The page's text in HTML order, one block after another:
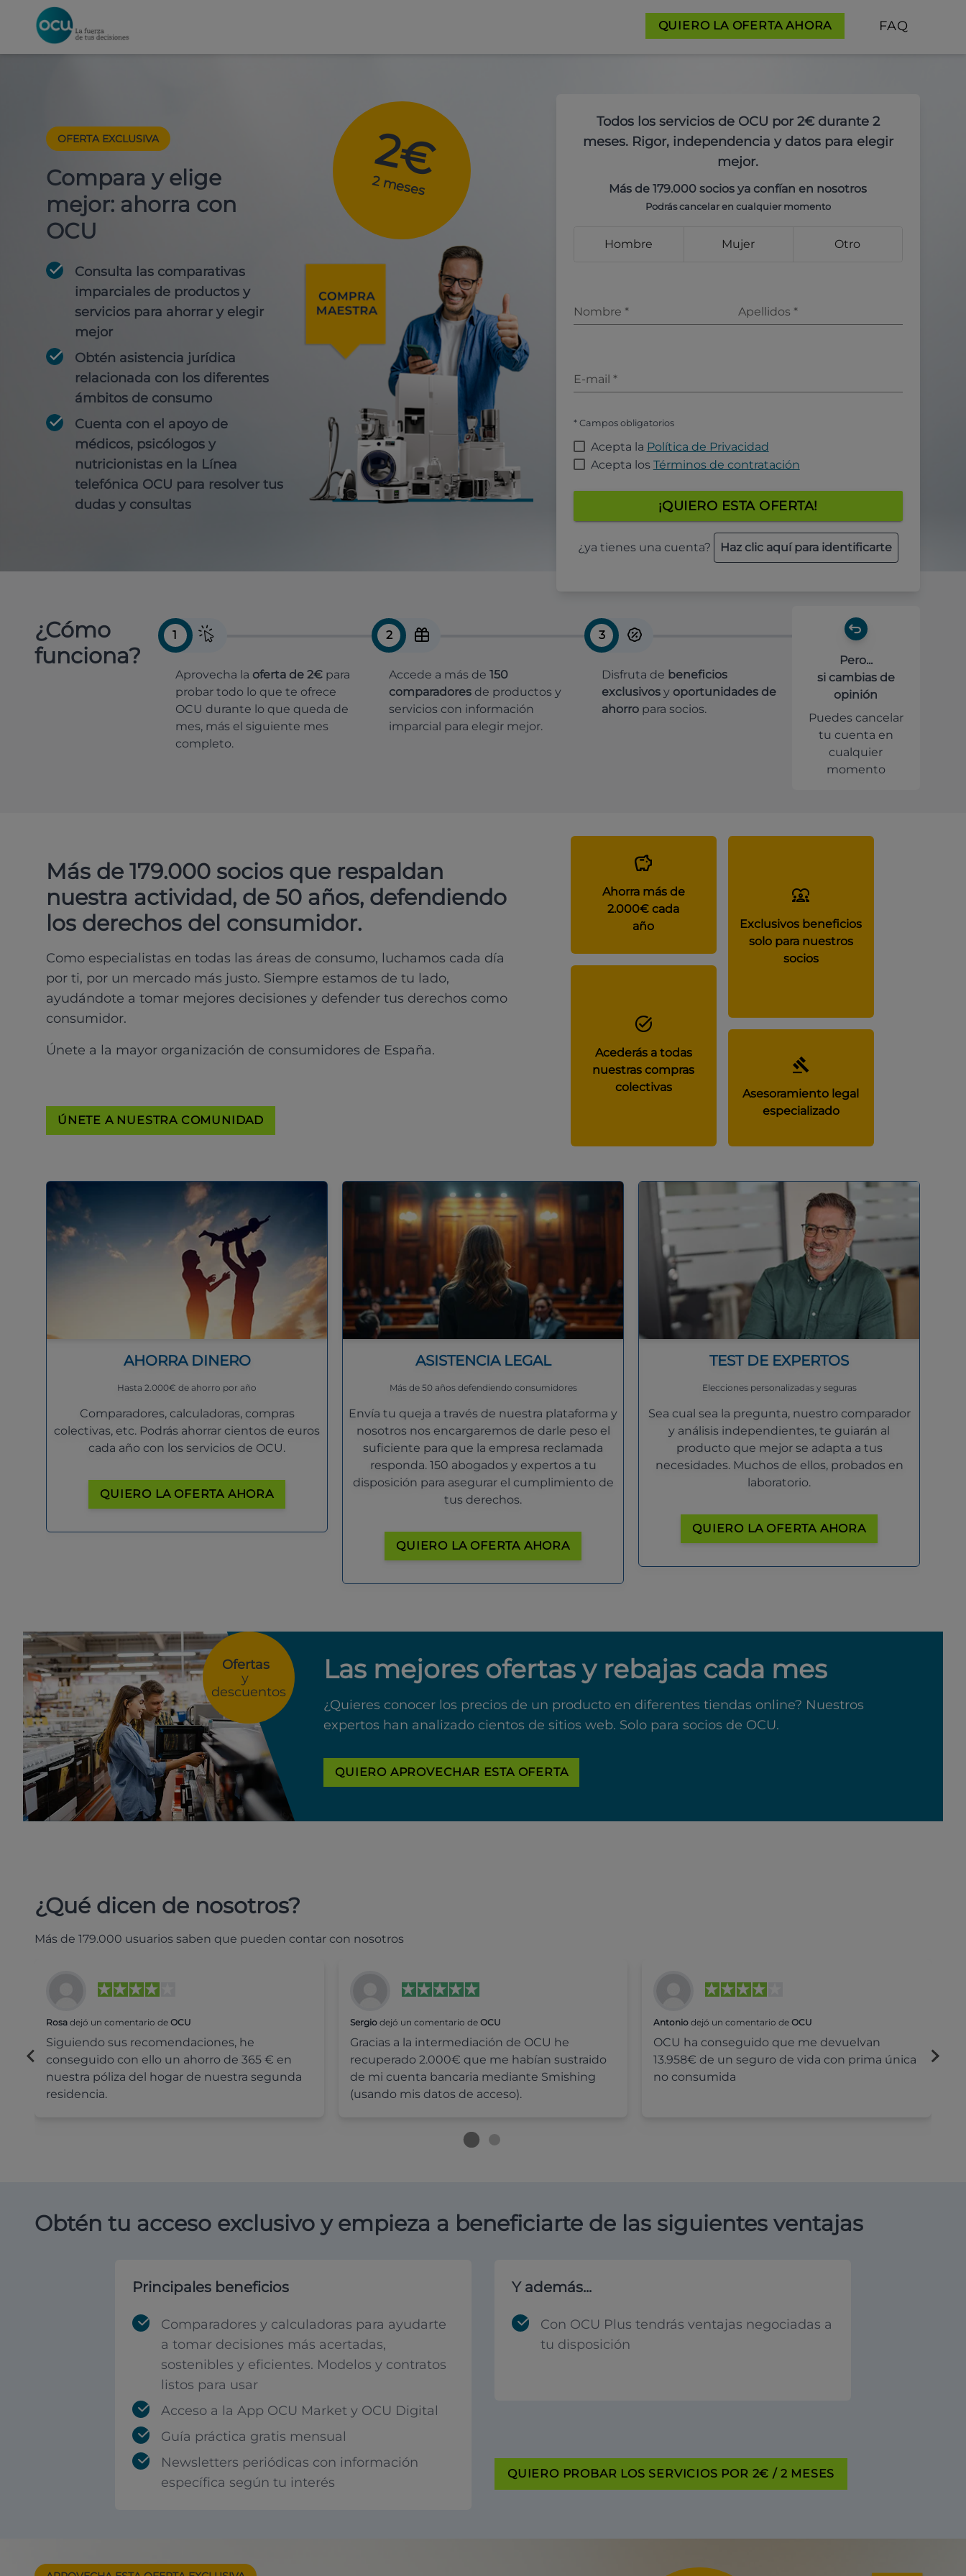
QUIERO LA OFERTA AHORA FAQ
OFERTA EXCLUSIVA
Compara y elige
mejor: ahorra con
OCU
Consulta las comparativas
imparciales de productos y
servicios para ahorrar y elegir
mejor
Obtén asistencia jurídica
relacionada con los diferentes
ámbitos de consumo
Cuenta con el apoyo de
médicos, psicólogos y
nutricionistas en la Línea
telefónica OCU para resolver tus
dudas y consultas
2€
2 meses
Todos los servicios de OCU por 2€ durante 2
meses. Rigor, independencia y datos para elegir
mejor.
Más de 179.000 socios ya confían en nosotros
Podrás cancelar en cualquier momento
Hombre Mujer Otro
Nombre * Apellidos *
E-mail *
* Campos obligatorios
Acepta la Política de Privacidad
Acepta los Términos de contratación
¡QUIERO ESTA OFERTA!
¿ya tienes una cuenta? Haz clic aquí para identificarte
¿Cómo
funciona?
1
Aprovecha la oferta de 2€ para
probar todo lo que te ofrece
OCU durante lo que queda de
mes, más el siguiente mes
completo.
2
Accede a más de 150
comparadoresde productos y
servicios con información
imparcial para elegir mejor.
3
Disfruta de beneficios
exclusivos y oportunidades de
ahorro para socios.
Pero...
si cambias de
opinión
Puedes cancelar
tu cuenta en
cualquier
momento
Más de 179.000 socios que respaldan
nuestra actividad, de 50 años, defendiendo
los derechos del consumidor.
Como especialistas en todas las áreas de consumo, luchamos cada día
por ti, por un mercado más justo. Siempre estamos de tu lado,
ayudándote a tomar mejores decisiones y defender tus derechos como
consumidor.
Únete a la mayor organización de consumidores de España.
ÚNETE A NUESTRA COMUNIDAD
Ahorra más de
2.000€ cada
año
Exclusivos beneficios
solo para nuestros
socios
Acederás a todas
nuestras compras
colectivas
Asesoramiento legal
especializado
AHORRA DINERO
Hasta 2.000€ de ahorro por año
Comparadores, calculadoras, compras
colectivas, etc. Podrás ahorrar cientos de euros
cada año con los servicios de OCU.
QUIERO LA OFERTA AHORA
ASISTENCIA LEGAL
Más de 50 años defendiendo consumidores
Envía tu queja a través de nuestra plataforma y
nosotros nos encargaremos de darle peso el
suficiente para que la empresa reclamada
responda. 150 abogados y expertos a tu
disposición para asegurar el cumplimiento de
tus derechos.
QUIERO LA OFERTA AHORA
TEST DE EXPERTOS
Elecciones personalizadas y seguras
Sea cual sea la pregunta, nuestro comparador
y análisis independientes, te guiarán al
producto que mejor se adapta a tus
necesidades. Muchos de ellos, probados en
laboratorio.
QUIERO LA OFERTA AHORA
Ofertas
y
descuentos
Las mejores ofertas y rebajas cada mes
¿Quieres conocer los precios de un producto en diferentes tiendas online? Nuestros
expertos han analizado cientos de sitios web. Solo para socios de OCU.
QUIERO APROVECHAR ESTA OFERTA
¿Qué dicen de nosotros?
Más de 179.000 usuarios saben que pueden contar con nosotros
Rosa dejó un comentario de OCU
Siguiendo sus recomendaciones, he
conseguido con ello un ahorro de 365 € en
nuestra póliza del hogar de nuestra segunda
residencia.
Sergiodejó un comentario de OCU
Gracias a la intermediación de OCU he
recuperado 2.000€ que me habían sustraido
de mi cuenta bancaria mediante Smishing
(usando mis datos de acceso).
Antonio dejó un comentario deOCU
OCU ha conseguido que me devuelvan
13.958€ de un seguro de vida con prima única
no consumida
Obtén tu acceso exclusivo y empieza a beneficiarte de las siguientes ventajas
Principales beneficios
Comparadores y calculadoras para ayudarte
a tomar decisiones más acertadas,
sostenibles y eficientes. Modelos y contratos
listos para usar
Acceso a la App OCU Market y OCU Digital
Guía práctica gratis mensual
Newsletters periódicas con información
específica según tu interés
Y además...
Con OCU Plus tendrás ventajas negociadas a
tu disposición
QUIERO PROBAR LOS SERVICIOS POR 2€ / 2 MESES